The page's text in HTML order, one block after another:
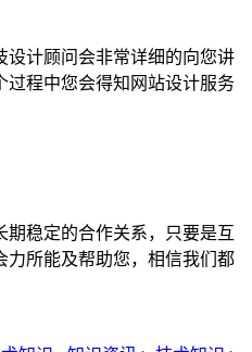
设计顾问会非常详细的向您讲
过程中您会得知网站设计服务
期稳定的合作关系，只要是互
力所能及帮助您，相信我们都